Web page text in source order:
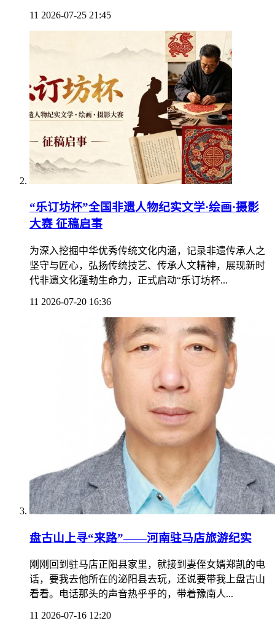
11 2026-07-25 21:45
“乐订坊杯”全国非遗人物纪实文学·绘画·摄影
大赛 征稿启事
为深入挖掘中华优秀传统文化内涵，记录非遗传承人之
坚守与匠心，弘扬传统技艺、传承人文精神，展现新时
代非遗文化蓬勃生命力，正式启动“乐订坊杯...
11 2026-07-20 16:36
盘古山上寻“来路”——河南驻马店旅游纪实
刚刚回到驻马店正阳县家里，就接到妻侄女婿郑凯的电
话，要我去他所在的泌阳县去玩，还说要带我上盘古山
看看。电话那头的声音热乎乎的，带着豫南人...
11 2026-07-16 12:20